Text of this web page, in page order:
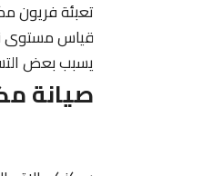
تعبئة فريون
قياس مستوى
يسبب بعض
صيانة